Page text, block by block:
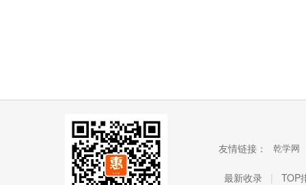
友情链接： 乾学网
最新收录 | TOP